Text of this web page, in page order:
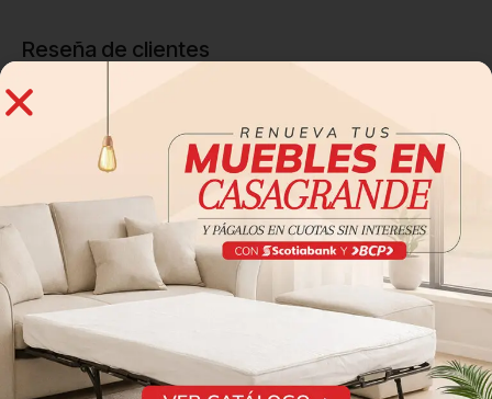
Reseña de clientes
0
0
Sé el primero en valorar “CONSOLA VALENTE”
Tu dirección de correo electrónico no será publicada.
Los
campos obligatorios están marcados con*